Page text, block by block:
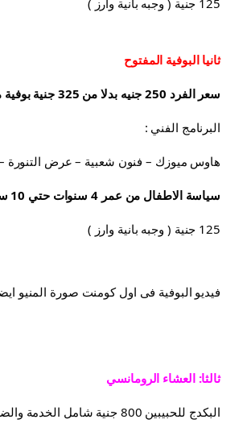
ثانيا البوفية المفتوح
سعر الفرد 250 جنيه بدلا من 325 جنية بوفية مفتوح
البرنامج الفني :
هاوس ميوزك – فنون شعبية – عرض
سياسة الاطفال من عمر 4 سنوات حتي 10 سنوات
125 جنية ( وجبه بانية وارز )
فيديو البوفية فى اول كومنت صورة المنيو
ثالثا: العشاء الرومانسي
البكدج للحبيبين 800 جنية شامل الخدمة والضريبة